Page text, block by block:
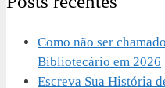
Como não ser
Bibliotecário em 2026
Escreva Sua História